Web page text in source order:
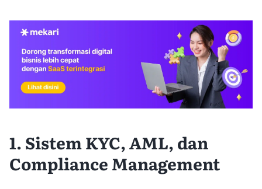
1. Sistem KYC, AML, dan
Compliance Management